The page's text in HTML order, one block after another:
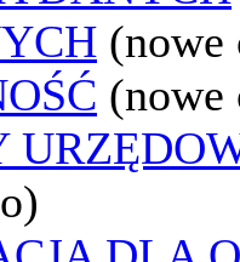
(nowe
(nowe